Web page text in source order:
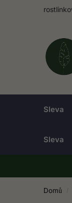
Sleva
Sleva
Domů